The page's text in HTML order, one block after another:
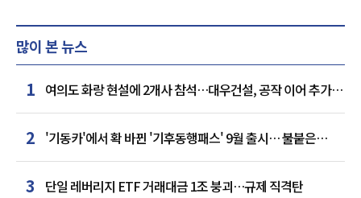
많이 본 뉴스
1 여의도 화랑 현설에 2개사 참석…대우건설, 공작 이어 추가
거점 확보하나
2 '기동카'에서 확 바뀐 '기후동행패스' 9월 출시… 불붙은
카드사 경쟁
3 단일 레버리지 ETF 거래대금 1조 붕괴…규제 직격탄